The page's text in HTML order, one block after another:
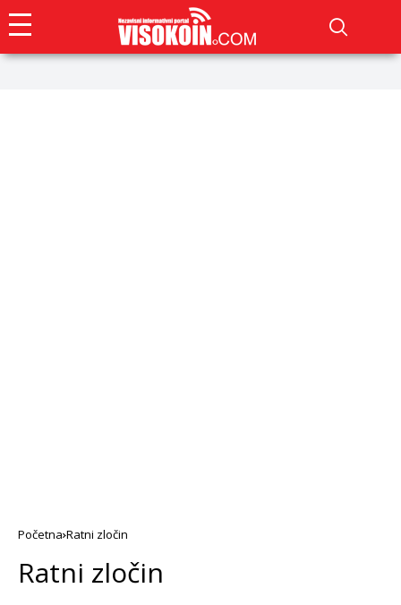
Početna Ratni zločin
Ratni zločin